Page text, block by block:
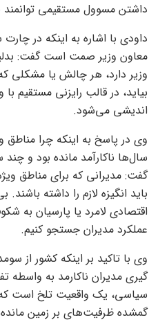
داشتن مسوول مستقیمی توانمند
داودی با اشاره به اینکه در
معاون وزیر صمت است گفت:
وزیر دارد، هر چالش یا مشکلی
بیاید، در قالب رایزنی مستقیم
اندیشی می‌شود.
وی در پاسخ به اینکه چرا مناطق
سال‌ها ناکارآمد مانده بود و
گفت: مدیرانی که برای مناطق
باید انگیزه لازم را داشته
اقتصادی لامرد یا پارسیان به
عملکرد مدیران جستجو کنیم.
وی با تاکید بر اینکه کشور از
گیری مدیران ناکارمد به واسطه
سیاسی، یک واقعیت تلخ است
گمشده ظرفیت‌های بر زمین